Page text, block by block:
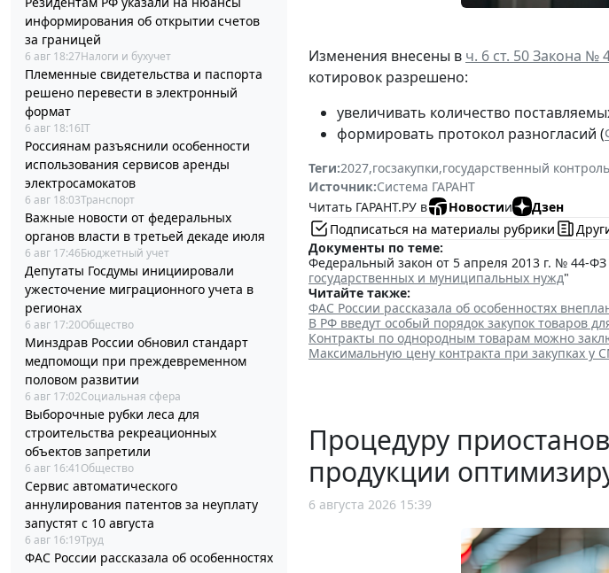
информирования об открытии счетов
за границей
6 авг 18:27Налоги и бухучет
Племенные свидетельства и паспорта
решено перевести в электронный
формат
6 авг 18:16IT
Россиянам разъяснили особенности
использования сервисов аренды
электросамокатов
6 авг 18:03Транспорт
Важные новости от федеральных
органов власти в третьей декаде июля
6 авг 17:46Бюджетный учет
Депутаты Госдумы инициировали
ужесточение миграционного учета в
регионах
6 авг 17:20Общество
Минздрав России обновил стандарт
медпомощи при преждевременном
половом развитии
6 авг 17:02Социальная сфера
Выборочные рубки леса для
строительства рекреационных
объектов запретили
6 авг 16:41 Общество
Сервис автоматического
аннулирования патентов за неуплату
запустят с 10 августа
6 авг 16:19Труд
ФАС России рассказала об особенностях
Изменения внесены в ч. 6 ст. 50 Закона №
котировок разрешено:
увеличивать количество
формировать протокол разногласий (
Теги:2027,госзакупки,государственный
Источник:Система ГАРАНТ
Читать ГАРАНТ.РУ в
Новостии
Дзен
Подписаться на материалы рубрики
Документы по теме:
Федеральный закон от 5 апреля 2013 г. № 44-ФЗ
государственных и муниципальных нужд"
Читайте также:
ФАС России рассказала об особенностях
В РФ введут особый порядок закупок товаров
Контракты по однородным товарам можно
Максимальную цену контракта при закупках
Процедуру
продукции
6 августа 2026 15:39